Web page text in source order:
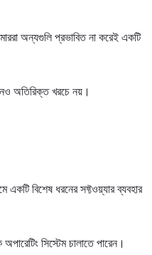
অন্যগুলি প্রভাবিত না করেই একটি
অতিরিক্ত খরচে নয়।
একটি বিশেষ ধরনের সফ্টওয়্যার ব্যবহার
সিস্টেম চালাতে পারেন।